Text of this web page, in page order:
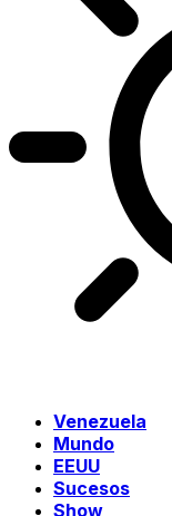
Venezuela
Mundo
EEUU
Sucesos
Show